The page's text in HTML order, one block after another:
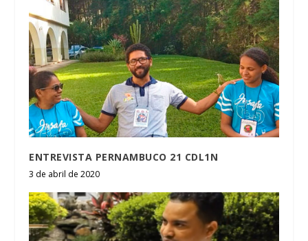
ENTREVISTA PERNAMBUCO 21 CDL1N
3 de abril de 2020